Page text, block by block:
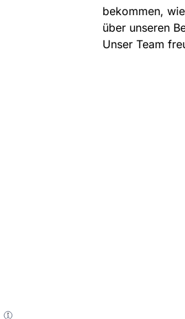
bekommen,
über unseren
Unser Team